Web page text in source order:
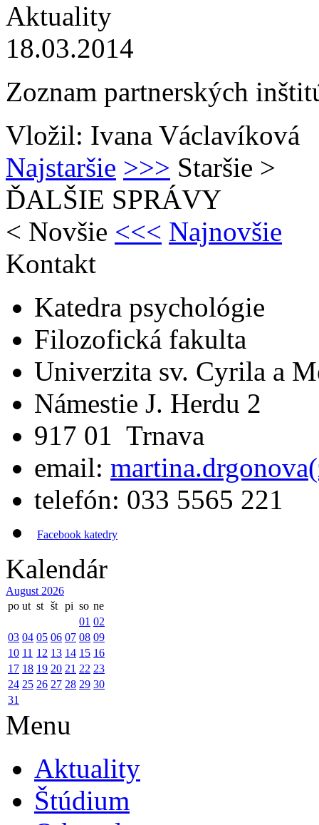
Aktuality
18.03.2014
Zoznam partnerských
Vložil: Ivana Václavíková
Najstaršie >>> Staršie >
ĎALŠIE SPRÁVY
< Novšie <<< Najnovšie
Kontakt
Katedra psychológie
Filozofická fakulta
Univerzita sv. Cyrila a
Námestie J. Herdu 2
917 01 Trnava
email:
telefón: 033 5565 221
Facebook katedry
Kalendár
August 2026
po ut st št pi so ne
01 02
03 04 05 06 07 08 09
10 11 12 13 14 15 16
17 18 19 20 21 22 23
24 25 26 27 28 29 30
31
Menu
Aktuality
Štúdium